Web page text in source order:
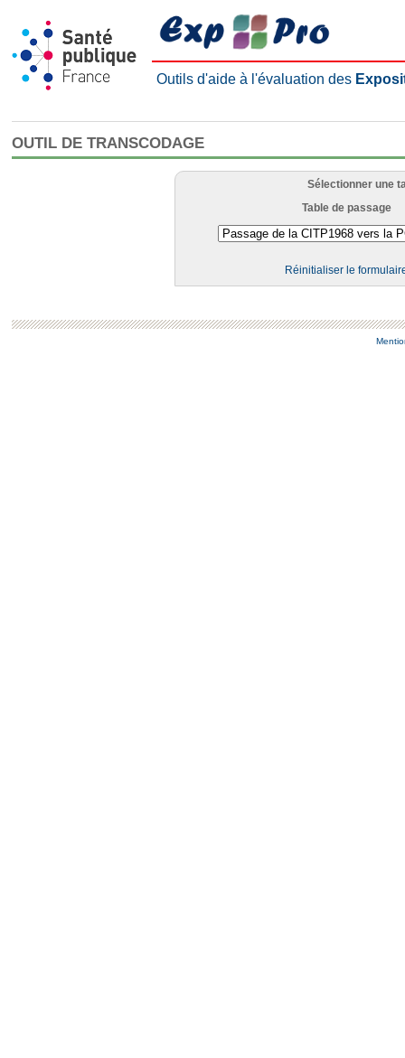
Outils d'aide à l'évaluation des
OUTIL DE TRANSCODAGE
Sélectionner une
Table de passage
Réinitialiser le